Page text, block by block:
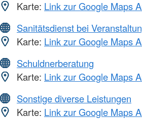
Karte: Link zur Google Maps
Sanitätsdienst bei
Karte: Link zur Google Maps
Schuldnerberatung
Karte: Link zur Google Maps
Sonstige diverse Leistungen
Karte: Link zur Google Maps